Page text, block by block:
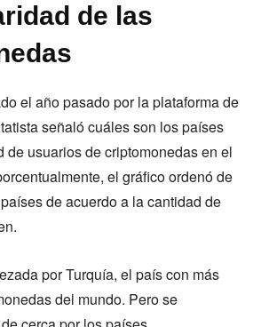
de las
el año pasado por la plataforma de
señaló cuáles son los países
de usuarios de criptomonedas en el
el gráfico ordenó de
de acuerdo a la cantidad de
por Turquía, el país con más
del mundo. Pero se